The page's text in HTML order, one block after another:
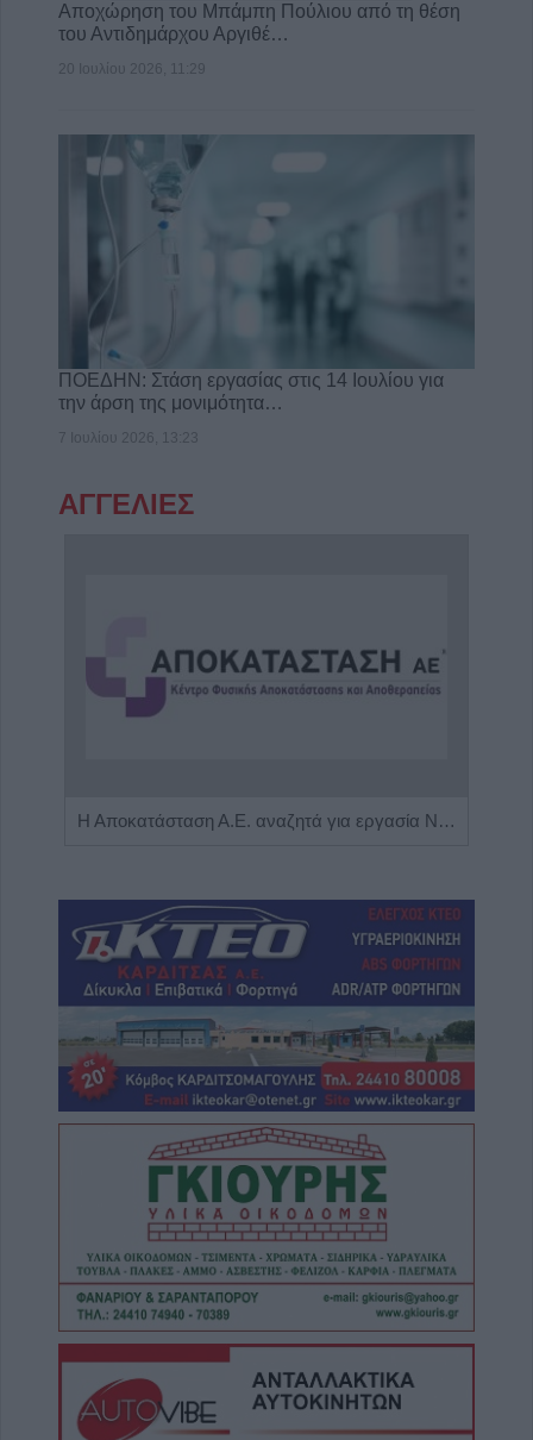
Αποχώρηση του Μπάμπη Πούλιου από τη θέση
του Αντιδημάρχου Αργιθέ…
20 Ιουλίου 2026, 11:29
ΠΟΕΔΗΝ: Στάση εργασίας στις 14 Ιουλίου για
την άρση της μονιμότητα…
7 Ιουλίου 2026, 13:23
ΑΓΓΕΛΙΕΣ
Η Αποκατάσταση Α.Ε. αναζητά για εργασία Νοσηλευτές και Βοηθούς Νοσηλευτές